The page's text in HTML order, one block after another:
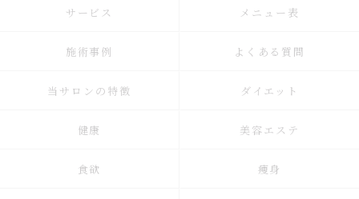
サービス メニュー表
施術事例 よくある質問
当サロンの特徴 ダイエット
健康 美容エステ
食欲 痩身